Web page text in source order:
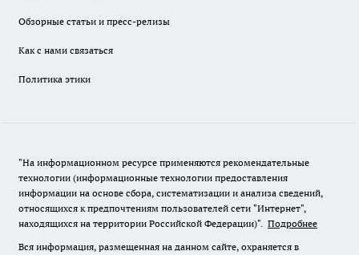
Обзорные статьи и пресс-релизы
Как с нами связаться
Политика этики
"На информационном ресурсе применяются рекомендательные
технологии (информационные технологии предоставления
информации на основе сбора, систематизации и анализа сведений,
относящихся к предпочтениям пользователей сети "Интернет",
находящихся на территории Российской Федерации)". Подробнее
Вся информация, размещенная на данном сайте, охраняется в